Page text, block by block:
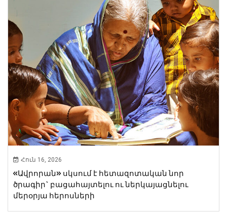
Հուն 16, 2026
«Ավրորան» սկսում է հետազոտական նոր ​​
ծրագիր` բացահայտելու ու ներկայացնելու
մերօրյա հերոսների